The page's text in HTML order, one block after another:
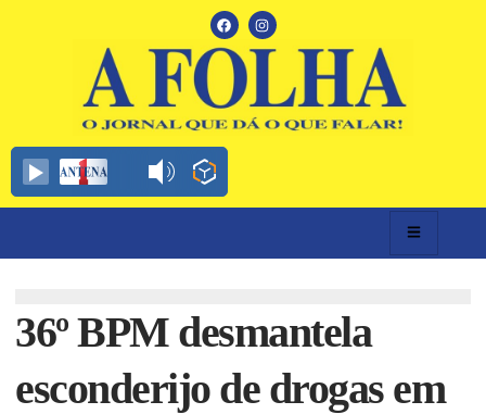
36º BPM desmantela
esconderijo de drogas em